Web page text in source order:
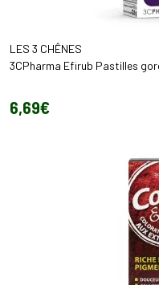
LES 3 CHÊNES
3CPharma Efirub Pastilles
6,69€